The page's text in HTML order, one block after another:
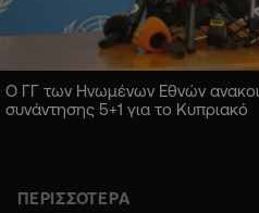
Ο ΓΓ των Ηνωμένων Εθνών
συνάντησης 5+1 για το Κυπριακό
ΠΕΡΙΣΣΟΤΕΡΑ